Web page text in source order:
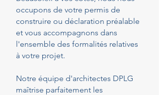
occupons de votre permis de
construire ou déclaration préalable
et vous accompagnons dans
l'ensemble des formalités relatives
à votre projet.
Notre équipe d'architectes DPLG
maîtrise parfaitement les